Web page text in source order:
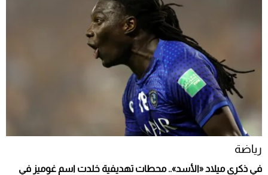
رياضة
في ذكرى ميلاد «الأسد».. محطات تهديفية خلدت اسم غوميز في